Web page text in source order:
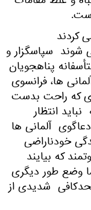
کردند
شوند سپاسگزار و
پناهجویان
ها، فرانسوی
که راحت بدست
انتظار
آلمانی ها
خودناراضی
که بیایند
وضع طور دیگری
شدیدی از